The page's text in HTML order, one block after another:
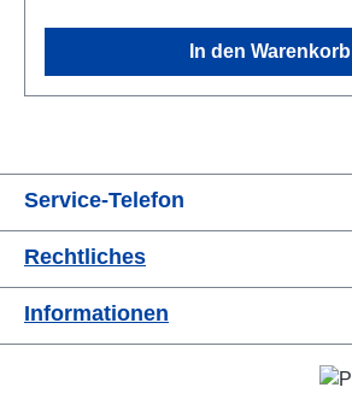
In den Warenkorb
Service-Telefon
Rechtliches
Informationen